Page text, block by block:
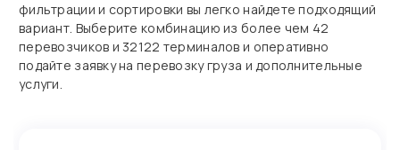
фильтрации и сортировки вы легко найдете подходящий
вариант. Выберите комбинацию из более чем 42
перевозчиков и 32122 терминалов и оперативно
подайте заявку на перевозку груза и дополнительные
услуги.